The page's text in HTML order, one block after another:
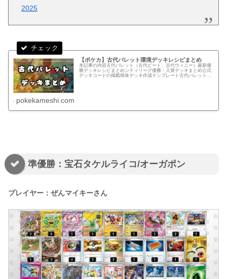
2025
【ポケカ】古代バレット環境デッキレシピまとめ
本記事の内容古代バレット（古代ビート、古代ウィニー）最新優
勝デッキレシピまとめシティリーグ優勝・入賞デッキまとめ公式
デッキコードの掲載簡単デッキ作成テンプレート古代バレットデ
pokekameshi.com
準優勝：宝石タケルライコ/オーガポン
プレイヤー：ぜんマイキーさん